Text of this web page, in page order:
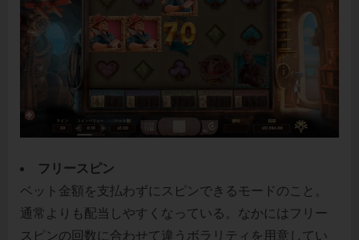
フリースピン
ベット金額を支払わずにスピンできるモードのこと。
通常よりも配当しやすくなっている。なかにはフリー
スピンの回数に合わせて違うボラリティを用意してい